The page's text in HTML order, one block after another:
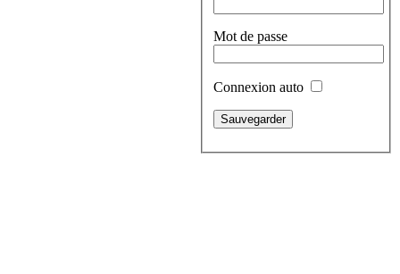
Mot de passe
Connexion auto